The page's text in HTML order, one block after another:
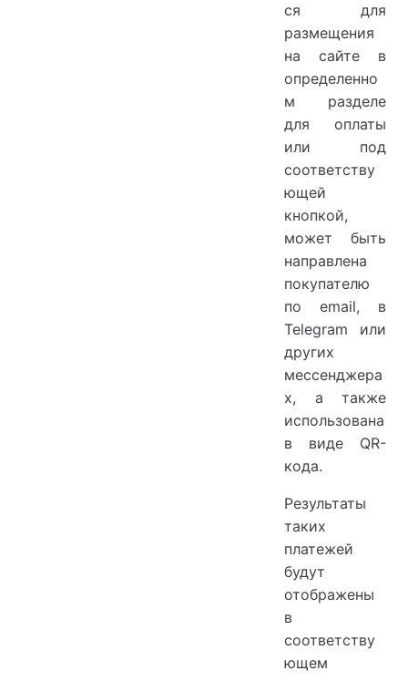
ся для
размещения
на сайте в
определенно
м разделе
для оплаты
или под
соответству
ющей
кнопкой,
может быть
направлена
покупателю
по email, в
Telegram или
других
мессенджера
х, а также
использована
в виде QR-
кода.
Результаты
таких
платежей
будут
отображены
в
соответству
ющем